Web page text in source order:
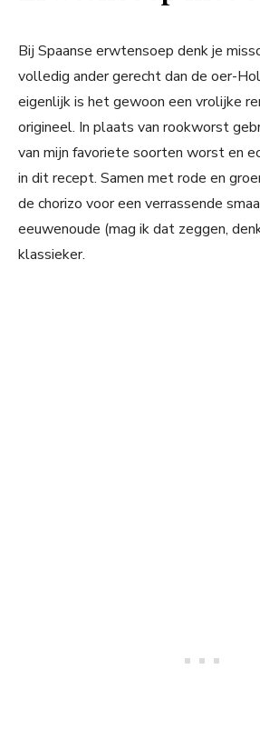
Bij Spaanse erwtensoep denk je
volledig ander gerecht dan de oer-
eigenlijk is het gewoon een vrolijke
origineel. In plaats van rookworst
van mijn favoriete soorten worst en
in dit recept. Samen met rode en
de chorizo voor een verrassende
eeuwenoude (mag ik dat zeggen,
klassieker.